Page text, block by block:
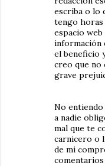
escriba o lo
tengo horas
espacio
información
el beneficio
creo que no
grave
No entiendo
a nadie
mal que te
carnicero o
de mi